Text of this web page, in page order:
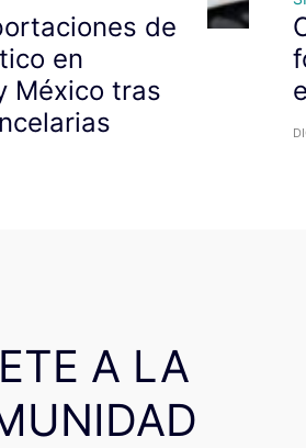
de
en
México tras
A LA